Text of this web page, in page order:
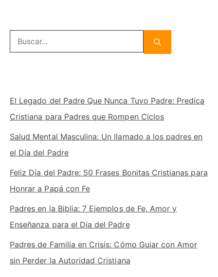
Buscar:
El Legado del Padre Que Nunca Tuvo Padre: Predica
Cristiana para Padres que Rompen Ciclos
Salud Mental Masculina: Un llamado a los padres en
el Día del Padre
Feliz Día del Padre: 50 Frases Bonitas Cristianas para
Honrar a Papá con Fe
Padres en la Biblia: 7 Ejemplos de Fe, Amor y
Enseñanza para el Día del Padre
Padres de Familia en Crisis: Cómo Guiar con Amor
sin Perder la Autoridad Cristiana